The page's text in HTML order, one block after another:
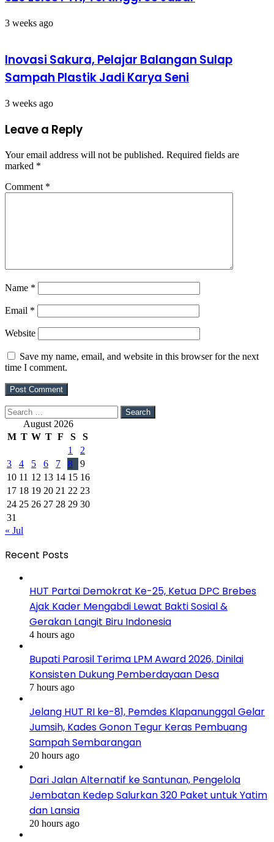
3 weeks ago
Inovasi Sakura, Pelajar Balangan Sulap
Sampah Plastik Jadi Karya Seni
3 weeks ago
Leave a Reply
Your email address will not be published. Required fields are
marked *
Comment *
Name *
Email *
Website
Save my name, email, and website in this browser for the next
time I comment.
Search
for: August 2026
M T W T F S
S
1
2
3
4 5 6 7 8
9
10 11 12 13 14 15 16
17 18 19 20 21 22 23
24 25 26 27 28 29 30
31
« Jul
Recent Posts
HUT Partai Demokrat Ke-25, Ketua DPC Brebes
Ajak Kader Mengabdi Lewat Bakti Sosial &
Gerakan Langit Biru Indonesia
4 hours ago
Bupati Parosil Terima LPM Award 2026, Dinilai
Konsisten Dukung Pemberdayaan Desa
7 hours ago
Jelang HUT RI ke-81, Pemdes Klapanunggal Gelar
Jumsih, Kades Gonon Tegur Keras Pembuang
Sampah Sembarangan
20 hours ago
Dari Jalan Alternatif ke Santunan, Pengelola
Jembatan Kedep Salurkan 320 Paket untuk Yatim
dan Lansia
20 hours ago